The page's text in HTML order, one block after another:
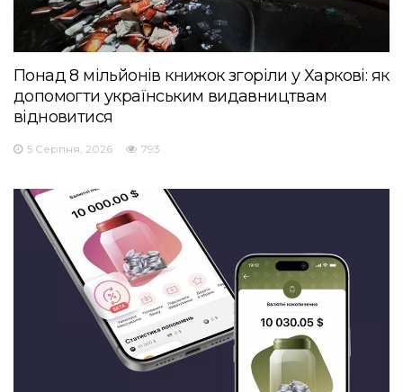
Понад 8 мільйонів книжок згоріли у Харкові: як
допомогти українським видавництвам
відновитися
5 Серпня, 2026 793